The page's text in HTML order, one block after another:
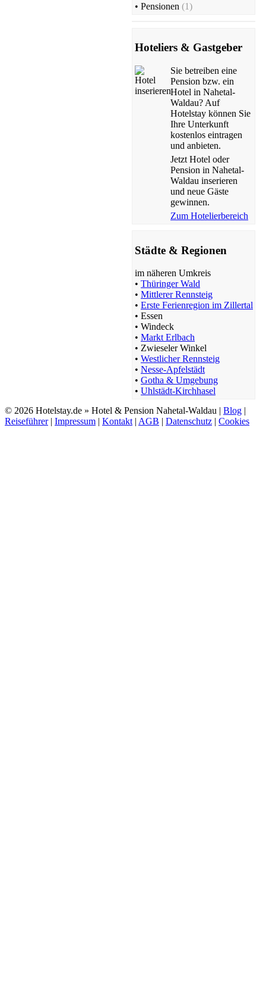
• Pensionen (1)
Hoteliers & Gastgeber
Sie betreiben eine
Pension bzw. ein
Hotel in Nahetal-
Waldau? Auf
Hotelstay können Sie
Ihre Unterkunft
kostenlos eintragen
und anbieten.
Jetzt Hotel oder
Pension in Nahetal-
Waldau inserieren
und neue Gäste
gewinnen.
Zum Hotelierbereich
Städte & Regionen
im näheren Umkreis
• Thüringer Wald
• Mittlerer Rennsteig
• Erste Ferienregion im Zillertal
• Essen
• Windeck
• Markt Erlbach
• Zwieseler Winkel
• Westlicher Rennsteig
• Nesse-Apfelstädt
• Gotha & Umgebung
• Uhlstädt-Kirchhasel
© 2026 Hotelstay.de » Hotel & Pension Nahetal-Waldau | Blog |
Reiseführer| Impressum | Kontakt| AGB | Datenschutz | Cookies